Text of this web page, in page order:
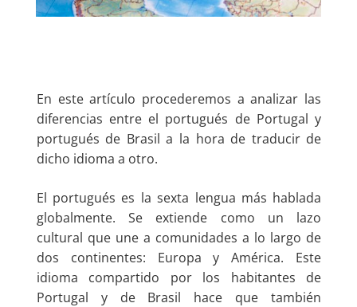
En este artículo procederemos a analizar las
diferencias entre el portugués de Portugal y
portugués de Brasil a la hora de traducir de
dicho idioma a otro.
El portugués es la sexta lengua más hablada
globalmente. Se extiende como un lazo
cultural que une a comunidades a lo largo de
dos continentes: Europa y América. Este
idioma compartido por los habitantes de
Portugal y de Brasil hace que también